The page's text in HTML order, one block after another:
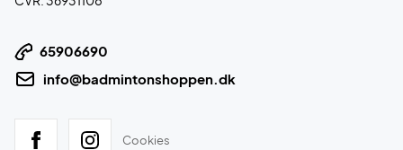
65906690
info@badmintonshoppen.dk
Cookies